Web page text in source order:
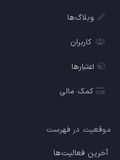
وبلاگ‌ها
کاربران
اعتبارها
کمک مالی
موقعیت در فهرست
آخرین فعالیت‌ها